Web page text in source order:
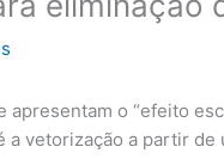
o “efeito
vetorização a partir de